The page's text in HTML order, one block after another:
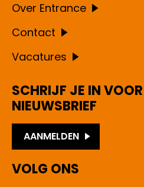
Over Entrance
Contact
Vacatures
SCHRIJF JE IN
NIEUWSBRIEF
AANMELDEN
VOLG ONS